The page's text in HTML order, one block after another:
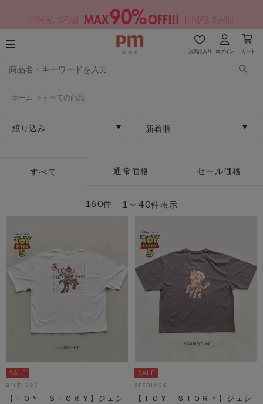
お気に入り ログイン カート
ホーム > すべての商品
絞り込み 新着順
すべて 通常価格 セール価格
1～40件表示
160件
archives
【ＴＯＹ ＳＴＯＲＹ】ジェシ
archives
【ＴＯＹ ＳＴＯＲＹ】ジェシ